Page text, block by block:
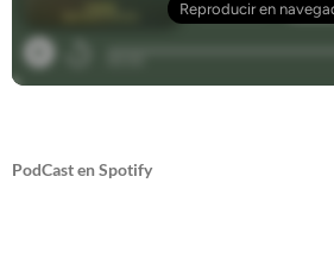
PodCast en Spotify